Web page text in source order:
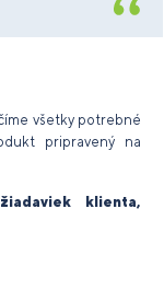
všetky potrebné
pripravený na
klienta,